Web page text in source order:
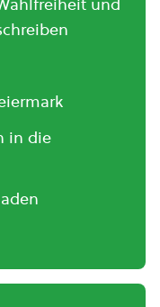
in die